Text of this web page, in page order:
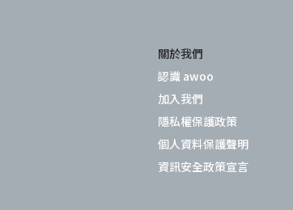
關於我們
認識 awoo
加入我們
隱私權保護政策
個人資料保護聲明
資訊安全政策宣言